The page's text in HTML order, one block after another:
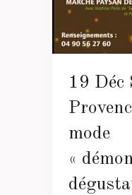
19 Déc
mode
«